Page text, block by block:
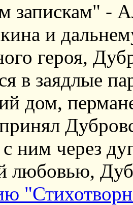
запискам" -
и
героя,
в заядлые
дом,
ним через
любовью,